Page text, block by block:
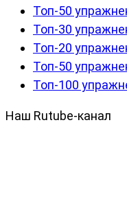
Топ-50
Топ-30
Топ-20
Топ-50
Топ-100
Наш Rutube-канал